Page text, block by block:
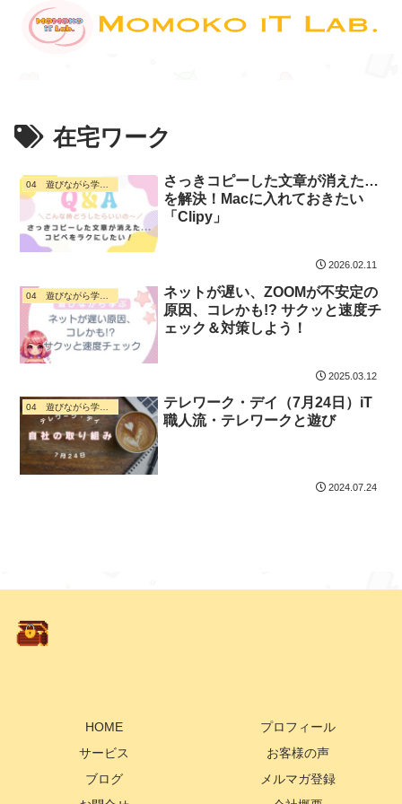
在宅ワーク
04 遊びながら学ぶ・ デジタル活用
さっきコピーした文章が消えた…
を解決！Macに入れておきたい
「Clipy」
2026.02.11
04 遊びながら学ぶ・ デジタル活用
ネットが遅い、ZOOMが不安定の
原因、コレかも!? サクッと速度チ
ェック＆対策しよう！
2025.03.12
04 遊びながら学ぶ・ デジタル活用
テレワーク・デイ（7月24日）iT
職人流・テレワークと遊び
2024.07.24
HOME
プロフィール
サービス
お客様の声
ブログ
メルマガ登録